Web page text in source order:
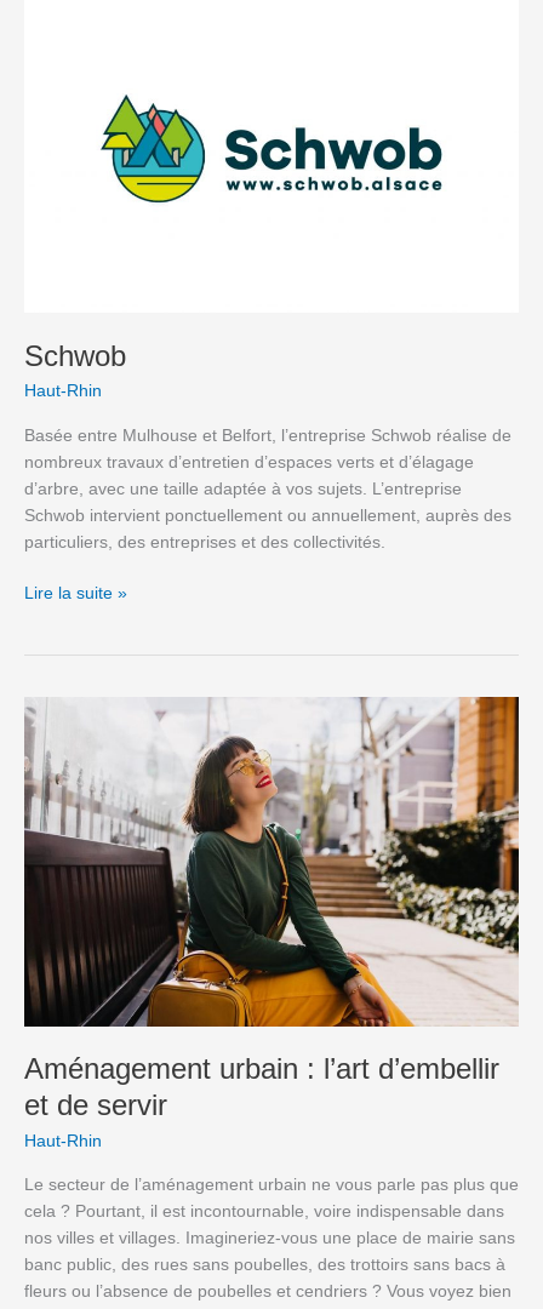
Schwob
Haut-Rhin
Basée entre Mulhouse et Belfort, l’entreprise Schwob réalise de
nombreux travaux d’entretien d’espaces verts et d’élagage
d’arbre, avec une taille adaptée à vos sujets. L’entreprise
Schwob intervient ponctuellement ou annuellement, auprès des
particuliers, des entreprises et des collectivités.
Lire la suite »
Aménagement urbain : l’art d’embellir
et de servir
Haut-Rhin
Le secteur de l’aménagement urbain ne vous parle pas plus que
cela ? Pourtant, il est incontournable, voire indispensable dans
nos villes et villages. Imagineriez-vous une place de mairie sans
banc public, des rues sans poubelles, des trottoirs sans bacs à
fleurs ou l’absence de poubelles et cendriers ? Vous voyez bien
Aménagement
:
l’art
d’embellir
de